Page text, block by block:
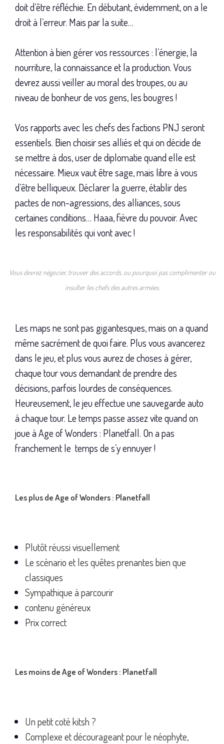
doit d’être réfléchie. En débutant, évidemment, on a le
droit à l’erreur. Mais par la suite…
Attention à bien gérer vos ressources : l’énergie, la
nourriture, la connaissance et la production. Vous
devrez aussi veiller au moral des troupes, ou au
niveau de bonheur de vos gens, les bougres !
Vos rapports avec les chefs des factions PNJ seront
essentiels. Bien choisir ses alliés et qui on décide de
se mettre à dos, user de diplomatie quand elle est
nécessaire. Mieux vaut être sage, mais libre à vous
d’être belliqueux. Déclarer la guerre, établir des
pactes de non-agressions, des alliances, sous
certaines conditions… Haaa, fièvre du pouvoir. Avec
les responsabilités qui vont avec !
Vous devrez négocier, trouver des accords, ou pourquoi pas complimenter ou
insulter les chefs des autres armées.
Les maps ne sont pas gigantesques, mais on a quand
même sacrément de quoi faire. Plus vous avancerez
dans le jeu, et plus vous aurez de choses à gérer,
chaque tour vous demandant de prendre des
décisions, parfois lourdes de conséquences.
Heureusement, le jeu effectue une sauvegarde auto
à chaque tour. Le temps passe assez vite quand on
joue à Age of Wonders : Planetfall. On a pas
franchement le temps de s’y ennuyer !
Les plus de Age of Wonders : Planetfall
Plutôt réussi visuellement
Le scénario et les quêtes prenantes bien que
classiques
Sympathique à parcourir
contenu généreux
Prix correct
Les moins de Age of Wonders : Planetfall
Un petit coté kitsh ?
Complexe et décourageant pour le néophyte,